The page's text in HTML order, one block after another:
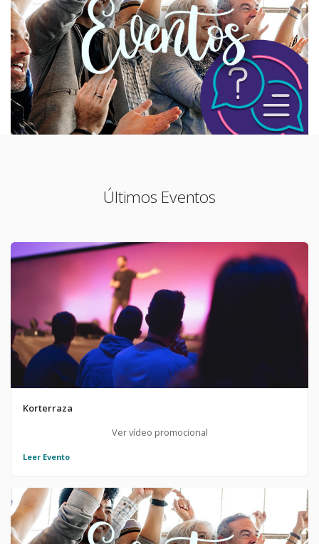
Últimos Eventos
Korterraza
Ver vídeo promocional
Leer Evento